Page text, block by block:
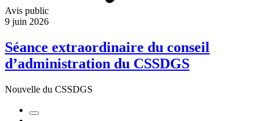
Avis public
9 juin 2026
Séance extraordinaire du conseil
d’administration du CSSDGS
Nouvelle du CSSDGS